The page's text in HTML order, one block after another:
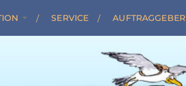
SERVICE AUFTRAGGEBER